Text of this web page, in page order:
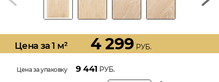
Цена за 1 м² 4 299 РУБ.
Цена за упаковку 9 441 РУБ.